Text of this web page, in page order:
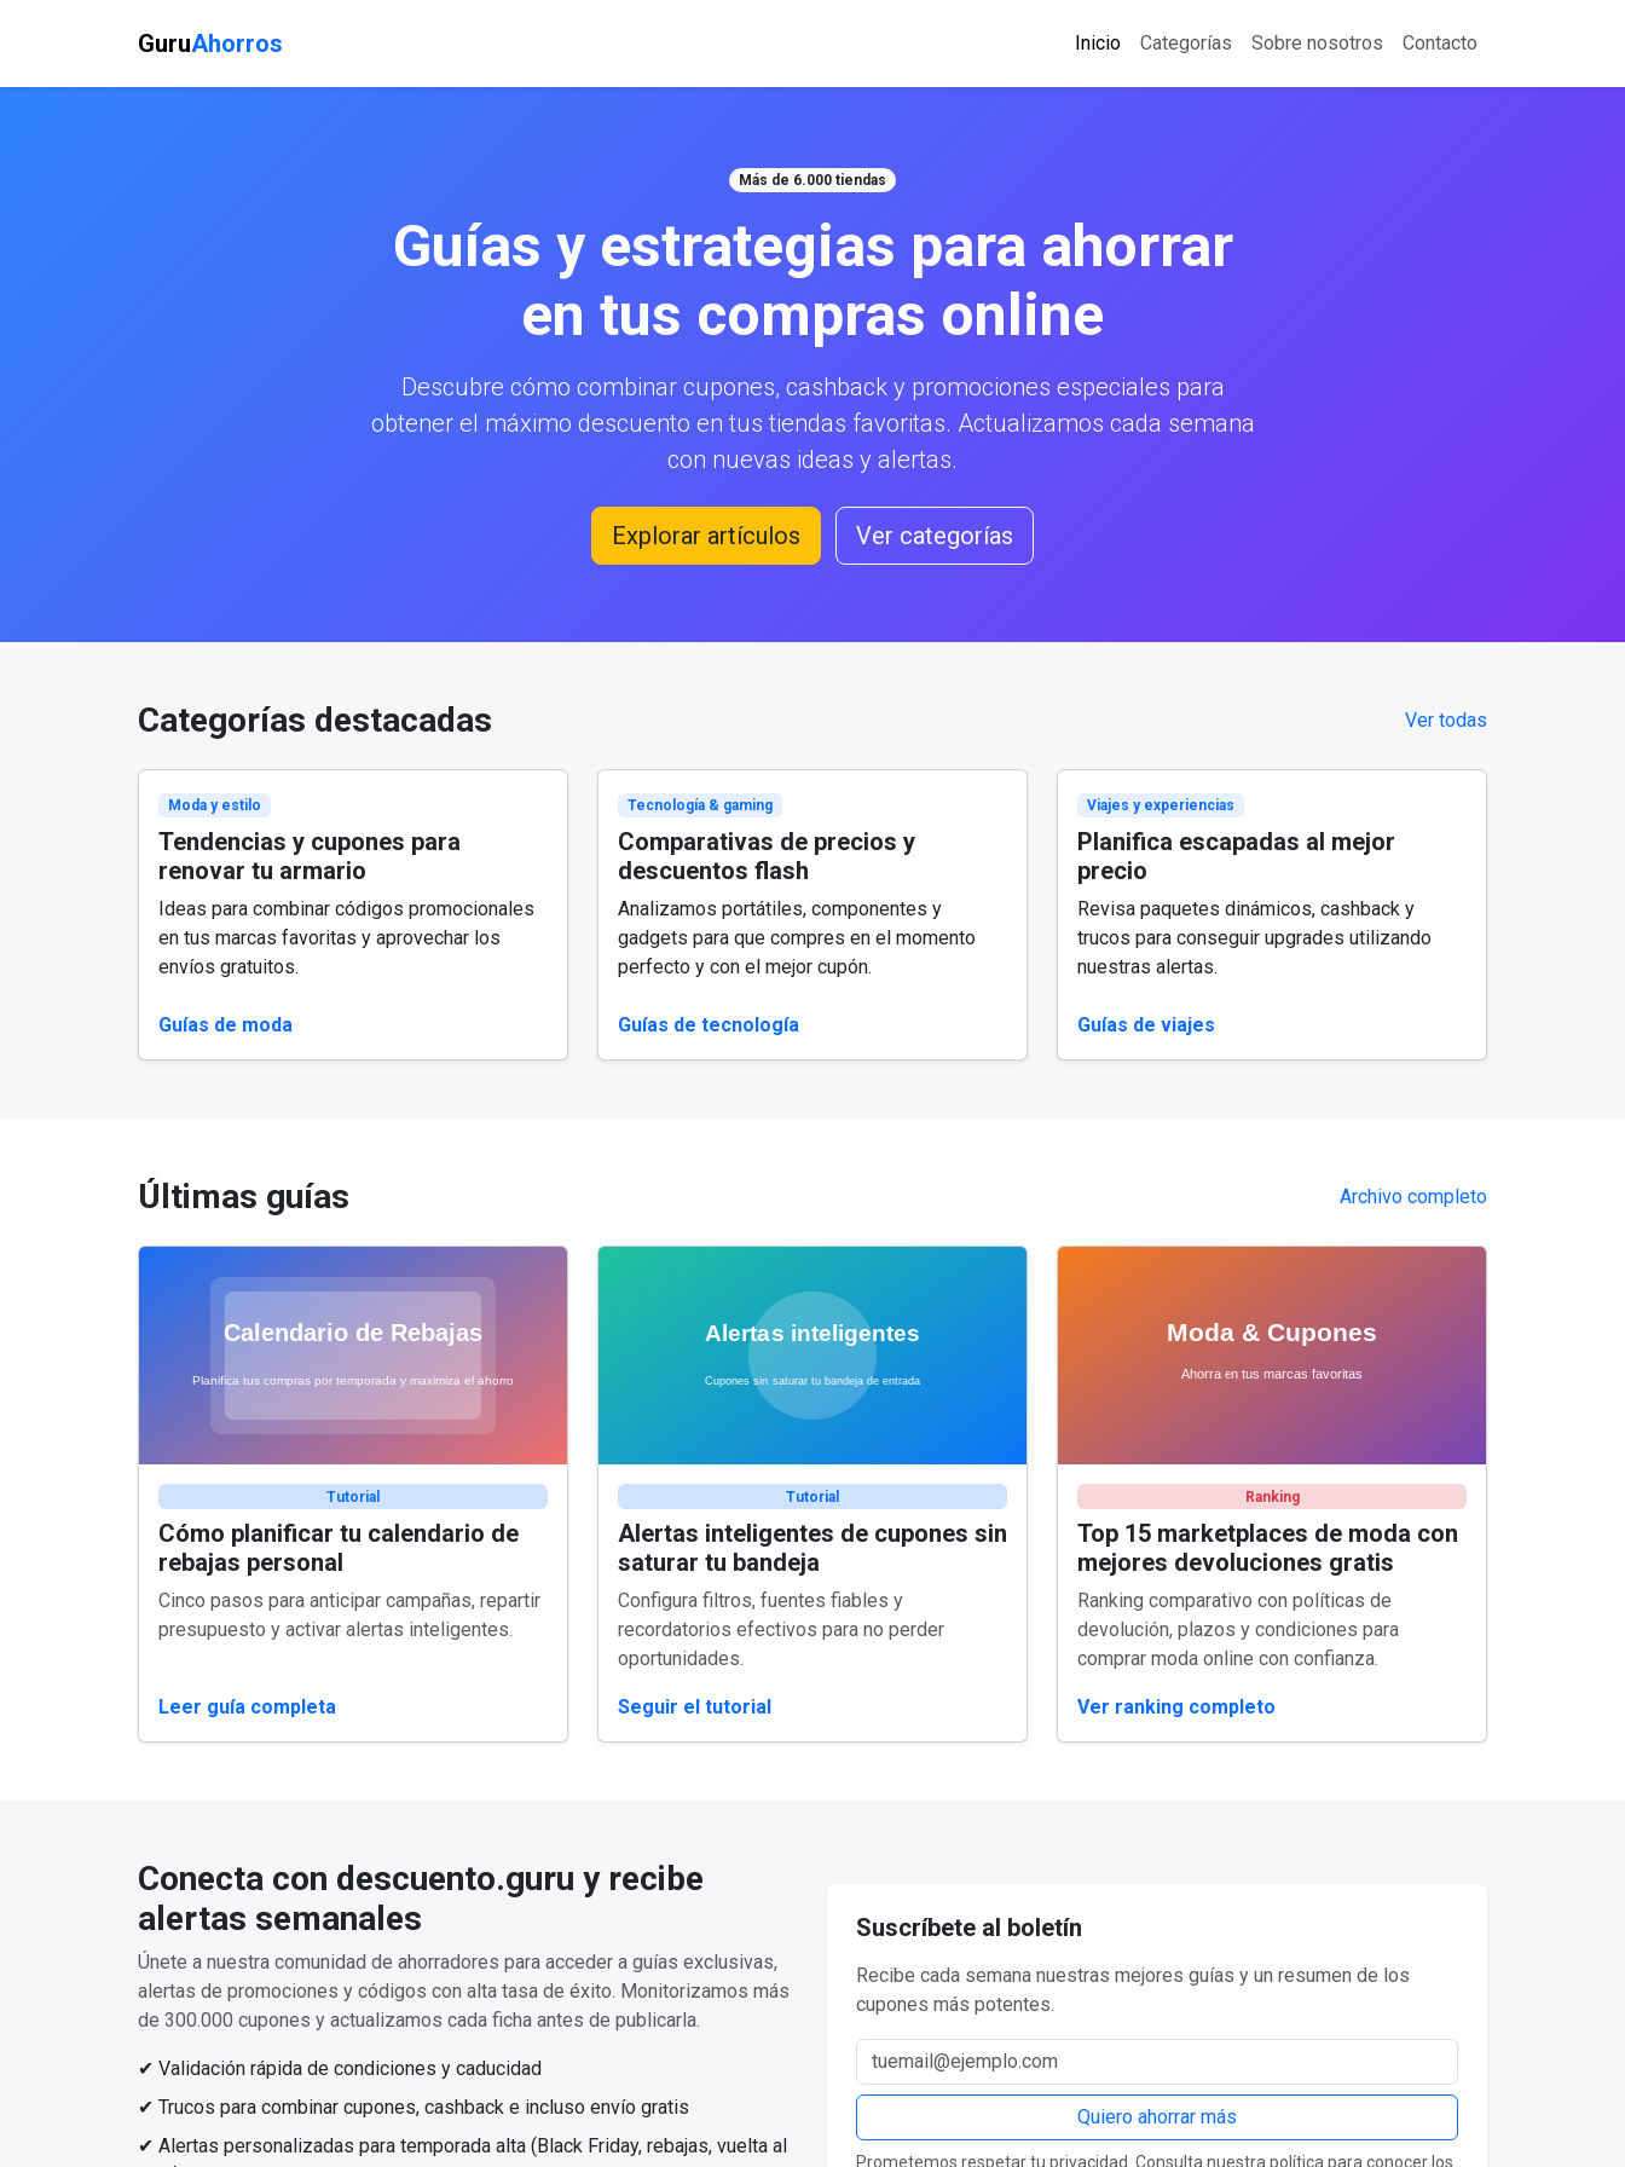
GuruAhorros Inicio Categorías Sobre nosotros Contacto
Más de 6.000 tiendas
Guías y estrategias para ahorrar
en tus compras online
Descubre cómo combinar cupones, cashback y promociones especiales para
obtener el máximo descuento en tus tiendas favoritas. Actualizamos cada semana
con nuevas ideas y alertas.
Explorar artículos Ver categorías
Categorías destacadas Ver todas
Moda y estilo
Tendencias y cupones para
renovar tu armario
Ideas para combinar códigos promocionales
en tus marcas favoritas y aprovechar los
envíos gratuitos.
Guías de moda
Tecnología & gaming
Comparativas de precios y
descuentos flash
Analizamos portátiles, componentes y
gadgets para que compres en el momento
perfecto y con el mejor cupón.
Guías de tecnología
Viajes y experiencias
Planifica escapadas al mejor
precio
Revisa paquetes dinámicos, cashback y
trucos para conseguir upgrades utilizando
nuestras alertas.
Guías de viajes
Últimas guías Archivo completo
Tutorial
Cómo planificar tu calendario de
rebajas personal
Cinco pasos para anticipar campañas, repartir
presupuesto y activar alertas inteligentes.
Leer guía completa
Tutorial
Alertas inteligentes de cupones sin
saturar tu bandeja
Configura filtros, fuentes fiables y
recordatorios efectivos para no perder
oportunidades.
Seguir el tutorial
Ranking
Top 15 marketplaces de moda con
mejores devoluciones gratis
Ranking comparativo con políticas de
devolución, plazos y condiciones para
comprar moda online con confianza.
Ver ranking completo
Conecta con descuento.guru y recibe
alertas semanales
Únete a nuestra comunidad de ahorradores para acceder a guías exclusivas,
alertas de promociones y códigos con alta tasa de éxito. Monitorizamos más
de 300.000 cupones y actualizamos cada ficha antes de publicarla.
✔ Validación rápida de condiciones y caducidad
✔ Trucos para combinar cupones, cashback e incluso envío gratis
✔ Alertas personalizadas para temporada alta (Black Friday, rebajas, vuelta al
Suscríbete al boletín
Recibe cada semana nuestras mejores guías y un resumen de los
cupones más potentes.
Correo electrónico
Quiero ahorrar más
Prometemos respetar tu privacidad. Consulta nuestra política para conocer los